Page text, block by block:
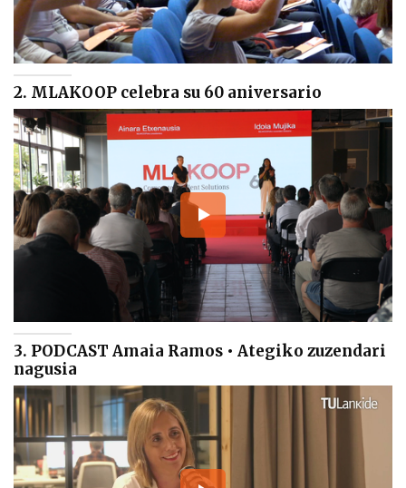
2. MLAKOOP celebra su 60 aniversario
3. PODCAST Amaia Ramos • Ategiko zuzendari
nagusia